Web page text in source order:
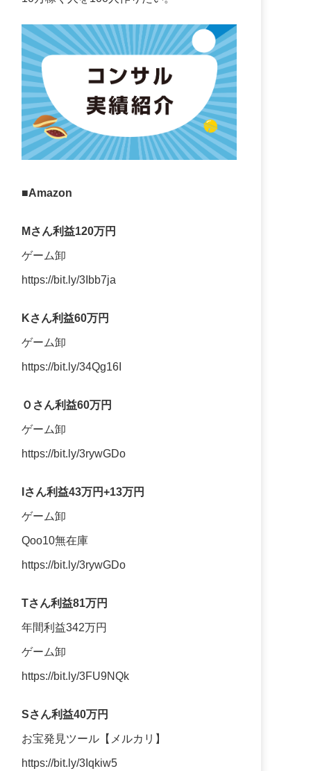
■Amazon
Mさん利益120万円
ゲーム卸
https://bit.ly/3Ibb7ja
Kさん利益60万円
ゲーム卸
https://bit.ly/34Qg16I
Ｏさん利益60万円
ゲーム卸
https://bit.ly/3rywGDo
Iさん利益43万円+13万円
ゲーム卸
Qoo10無在庫
https://bit.ly/3rywGDo
Tさん利益81万円
年間利益342万円
ゲーム卸
https://bit.ly/3FU9NQk
Sさん利益40万円
お宝発見ツール【メルカリ】
https://bit.ly/3Iqkiw5